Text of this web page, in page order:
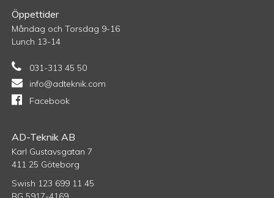
Öppettider
Måndag och Torsdag 9-16
Lunch 13-14
031-313 45 50
info@adteknik.com
Facebook
AD-Teknik AB
Karl Gustavsgatan 7
411 25 Göteborg
Swish 123 699 11 45